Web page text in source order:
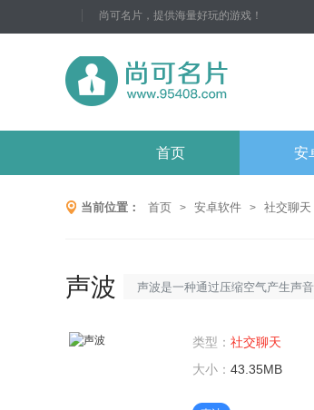
尚可名片，提供海量好玩的游戏！
首页 安
当前位置： 首页 > 安卓软件 > 社交聊天
声波
声波是一种通过压缩空气产生声
用户通过语音进行交流。声波可
号，通过电信号传播，从而实现
类型： 社交聊天
大小： 43.35MB